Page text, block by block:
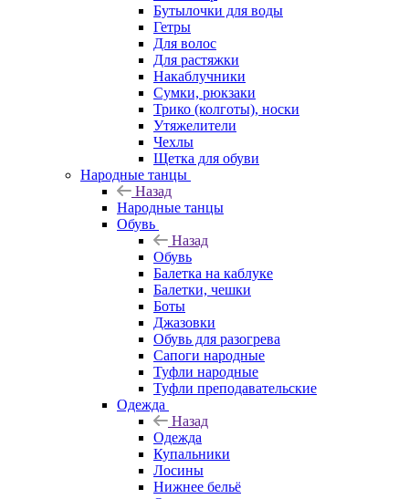
Бутылочки для воды
Гетры
Для волос
Для растяжки
Накаблучники
Сумки, рюкзаки
Трико (колготы), носки
Утяжелители
Чехлы
Щетка для обуви
Народные танцы
Назад
Народные танцы
Обувь
Назад
Обувь
Балетка на каблуке
Балетки, чешки
Боты
Джазовки
Обувь для разогрева
Сапоги народные
Туфли народные
Туфли преподавательские
Одежда
Назад
Одежда
Купальники
Лосины
Нижнее бельё